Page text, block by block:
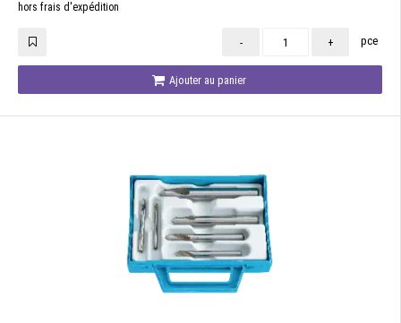
hors frais d'expédition
- + pce
Ajouter au panier